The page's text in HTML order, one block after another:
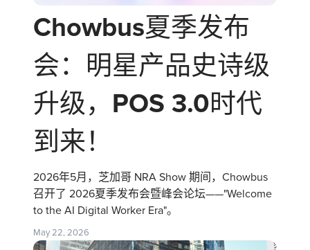
Chowbus夏季发布
会：明星产品史诗级
升级，POS 3.0时代
到来！
2026年5月，芝加哥 NRA Show 期间，Chowbus
召开了 2026夏季发布会暨峰会论坛——"Welcome
to the AI Digital Worker Era"。
May 22, 2026